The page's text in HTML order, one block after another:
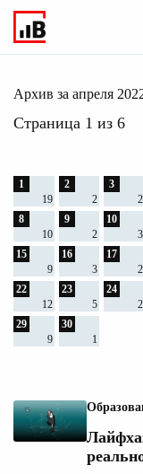
Главное
Архив за апреля
Страница 1 из 6
1
19
2
2
3
2
8
10
9
2
10
3
15
9
16
3
17
2
22
12
23
5
24
2
29
9
30
1